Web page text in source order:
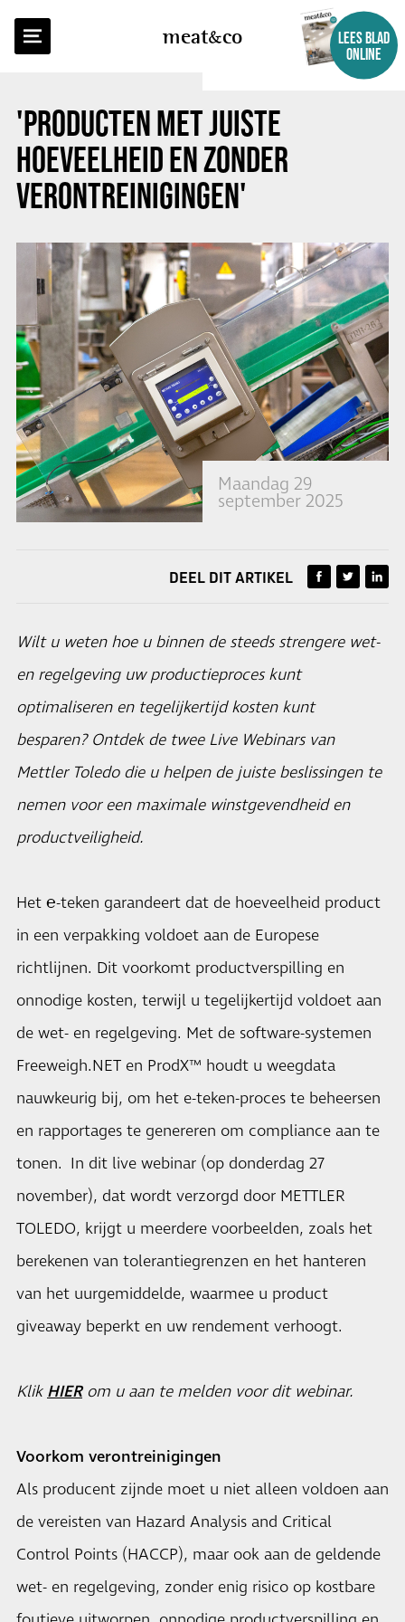
meatco
LEES BLAD
ONLINE
'PRODUCTEN MET JUISTE
HOEVEELHEID EN ZONDER
VERONTREINIGINGEN'
Maandag 29
september 2025
TERUG NAAR OVERZICHT
DEEL DIT ARTIKEL
Wilt u weten hoe u binnen de steeds strengere wet-
en regelgeving uw productieproces kunt
optimaliseren en tegelijkertijd kosten kunt
besparen? Ontdek de twee Live Webinars van
Mettler Toledo die u helpen de juiste beslissingen te
nemen voor een maximale winstgevendheid en
productveiligheid.
Het ℮-teken garandeert dat de hoeveelheid product
in een verpakking voldoet aan de Europese
richtlijnen. Dit voorkomt productverspilling en
onnodige kosten, terwijl u tegelijkertijd voldoet aan
de wet- en regelgeving. Met de software-systemen
Freeweigh.NET en ProdX™ houdt u weegdata
nauwkeurig bij, om het e-teken-proces te beheersen
en rapportages te genereren om compliance aan te
tonen. In dit live webinar (op donderdag 27
november), dat wordt verzorgd door METTLER
TOLEDO, krijgt u meerdere voorbeelden, zoals het
berekenen van tolerantiegrenzen en het hanteren
van het uurgemiddelde, waarmee u product
giveaway beperkt en uw rendement verhoogt.
KlikHIERom u aan te melden voor dit webinar.
Voorkom verontreinigingen
Als producent zijnde moet u niet alleen voldoen aan
de vereisten van Hazard Analysis and Critical
Control Points (HACCP), maar ook aan de geldende
wet- en regelgeving, zonder enig risico op kostbare